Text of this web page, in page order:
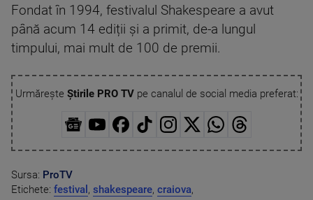
Fondat în 1994, festivalul Shakespeare a avut
până acum 14 ediții și a primit, de-a lungul
timpului, mai mult de 100 de premii.
Urmărește Știrile PRO TVpe canalul de social media preferat:
Sursa: ProTV
Etichete: festival , shakespeare, craiova,